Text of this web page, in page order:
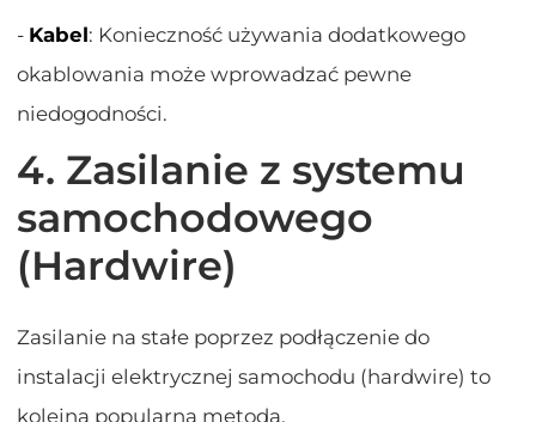
- Kabel: Konieczność używania dodatkowego
okablowania może wprowadzać pewne
niedogodności.
4. Zasilanie z systemu
samochodowego
(Hardwire)
Zasilanie na stałe poprzez podłączenie do
instalacji elektrycznej samochodu (hardwire) to
kolejna popularna metoda.